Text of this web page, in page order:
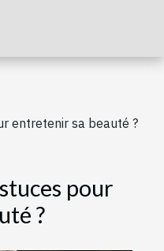
entretenir sa beauté ?
pour
?